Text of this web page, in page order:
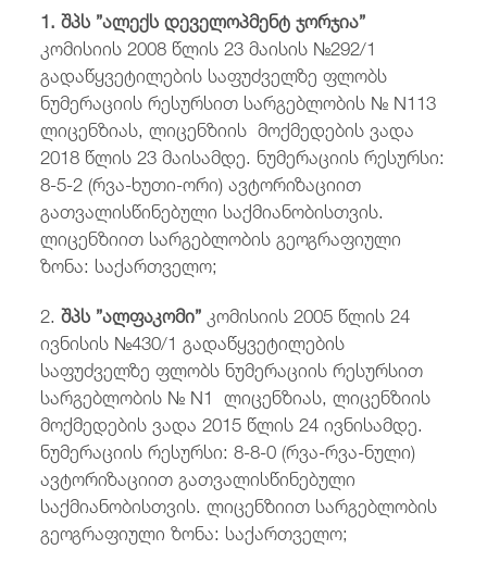
1. შპს ”ალექს დეველოპმენტ ჯორჯია”
კომისიის 2008 წლის 23 მაისის №292/1
გადაწყვეტილების საფუძველზე ფლობს
ნუმერაციის რესურსით სარგებლობის № N113
ლიცენზიას, ლიცენზიის მოქმედების ვადა
2018 წლის 23 მაისამდე. ნუმერაციის რესურსი:
8-5-2 (რვა-ხუთი-ორი) ავტორიზაციით
გათვალისწინებული საქმიანობისთვის.
ლიცენზიით სარგებლობის გეოგრაფიული
ზონა: საქართველო;
2.შპს ”ალფაკომი”კომისიის 2005 წლის 24
ივნისის №430/1 გადაწყვეტილების
საფუძველზე ფლობს ნუმერაციის რესურსით
სარგებლობის № N1 ლიცენზიას, ლიცენზიის
მოქმედების ვადა 2015 წლის 24 ივნისამდე.
ნუმერაციის რესურსი: 8-8-0 (რვა-რვა-ნული)
ავტორიზაციით გათვალისწინებული
საქმიანობისთვის. ლიცენზიით სარგებლობის
გეოგრაფიული ზონა: საქართველო;